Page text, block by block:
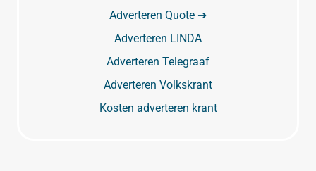
Adverteren Quote ➔
Adverteren LINDA
Adverteren Telegraaf
Adverteren Volkskrant
Kosten adverteren krant